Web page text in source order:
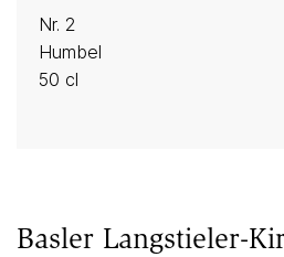
Nr. 2
Humbel
50 cl
Basler Langstieler-